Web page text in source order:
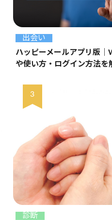
出会い
ハッピーメールアプリ版｜
や使い方・ログイン方法を
診断